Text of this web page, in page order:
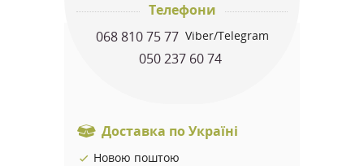
Телефони
068 810 75 77 Viber/Telegram
050 237 60 74
Доставка по Україні
Новою поштою